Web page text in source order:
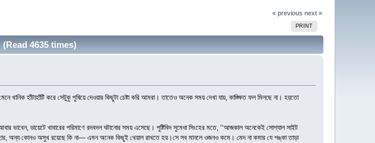
« previous next »
PRINT
(Read 4635 times)
খানিক হাঁটাহাঁটি করে সেটুকু পুষিয়ে দেওয়ার কিছুটা চেষ্টা করি আমরা। তাতেও অনেক সময় দেখা যায়, কাঙ্ক্ষিত ফল মিলছে না। হয়তো
ভাবেন, ডায়েটে খাবারের পরিমাণে রদবদল ঘটানোর সময় এসেছে। পুষ্টিবিদ সুমেধা সিংহের মতে, ‘‘আজকাল অনেকেই সোশ্যাল সাইট
অন্য কোনও অসুখ রয়েছে কি না— এমন অনেক কিছুই খেয়াল রাখতে হয়।সে সব মানলে ওজনও কমে। মেদ না কমার যে শঙ্কা তাড়া